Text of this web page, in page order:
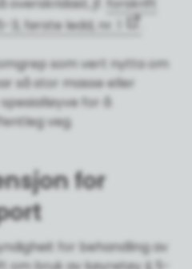
første ledd, nr. 1
som vert nytta om
så stor masse eller
for å
veg.
for
for behandling av